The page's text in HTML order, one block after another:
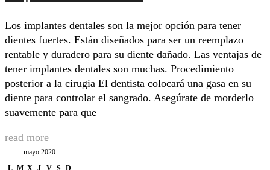
Los implantes dentales son la mejor opción para tener
dientes fuertes. Están diseñados para ser un reemplazo
rentable y duradero para su diente dañado. Las ventajas de
tener implantes dentales son muchas. Procedimiento
posterior a la cirugia El dentista colocará una gasa en su
diente para controlar el sangrado. Asegúrate de morderlo
suavemente para que
read more
mayo 2020